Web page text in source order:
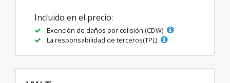
Incluido en el precio:
Exención de daños por colisión (CDW)
La responsabilidad de terceros(TPL)